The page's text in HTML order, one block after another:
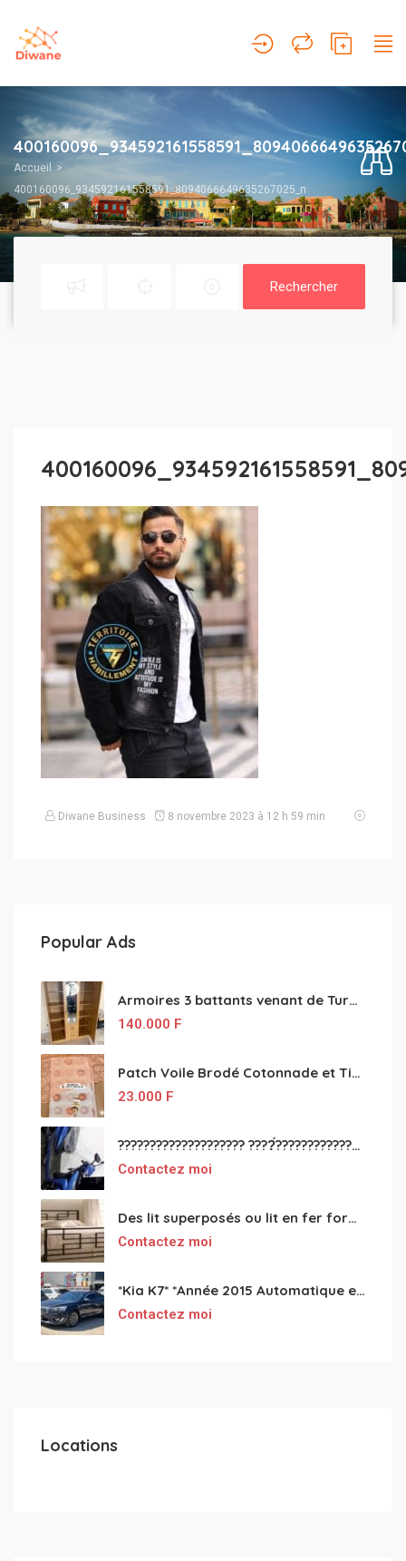
Accueil
400160096_934592161558591_8094066649635267025_n
Rechercher
Diwane Business 8 novembre 2023 à 12 h 59 min
Popular Ads
Armoires 3 battants venant de Turquie disponibles
140.000 F
Patch Voile Brodé Cotonnade et Tinu Minu de l’Inde ???????? ????
23.000 F
???????????????????? ????́???????????????????????????????????????? à vendre
Contactez moi
Des lit superposés ou lit en fer forgé grande classes disponible
Contactez moi
*Kia K7* *Année 2015 Automatique essence ⛽️ 4 cylindres 2.0
Contactez moi
Locations